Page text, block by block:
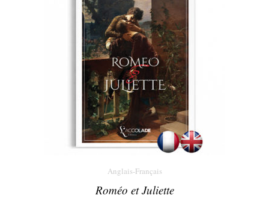
Anglais-Français
Roméo et Juliette